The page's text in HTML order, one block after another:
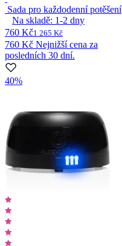
Sada pro každodenní potěšení
Na skladě: 1-2 dny
760 Kč1 265 Kč
760 Kč Nejnižší cena za
posledních 30 dní.
40%